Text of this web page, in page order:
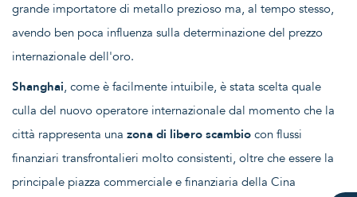
grande importatore di metallo prezioso ma, al tempo stesso,
avendo ben poca influenza sulla determinazione del prezzo
internazionale dell'oro.
Shanghai, come è facilmente intuibile, è stata scelta quale
culla del nuovo operatore internazionale dal momento che la
città rappresenta una zona di libero scambio con flussi
finanziari transfrontalieri molto consistenti, oltre che essere la
principale piazza commerciale e finanziaria della Cina